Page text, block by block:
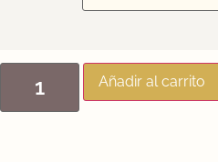
Añadir al carrito